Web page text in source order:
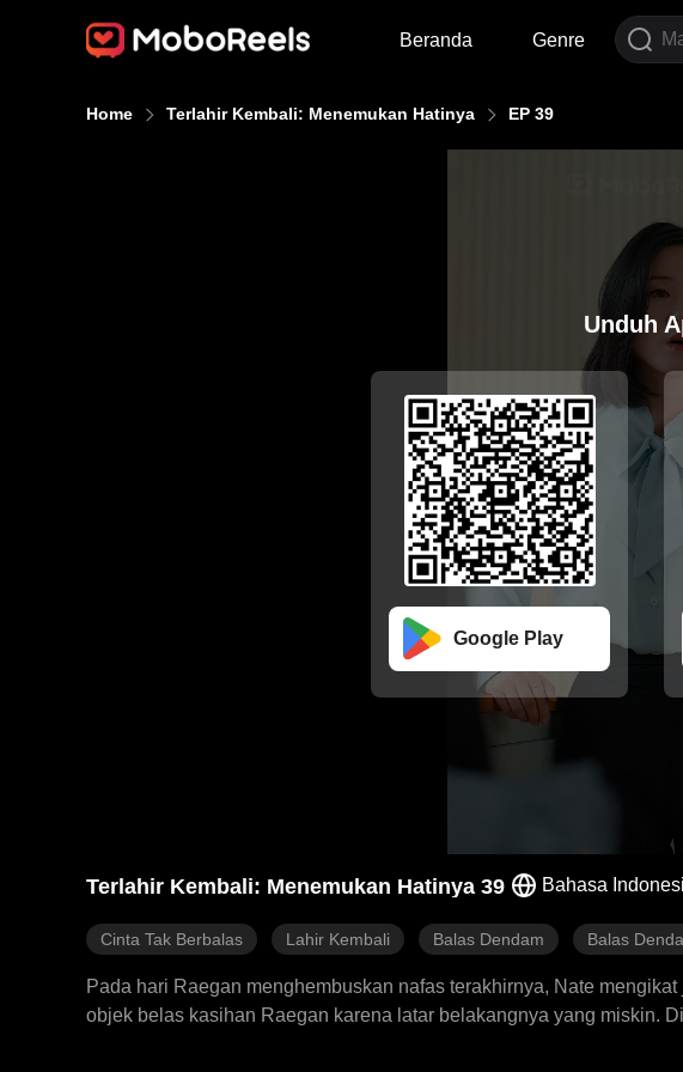
Beranda Genre
Home Terlahir Kembali: Menemukan Hatinya EP 39
Unduh
Google Play
Terlahir Kembali: Menemukan Hatinya 39 Bahasa
Cinta Tak Berbalas Lahir Kembali Balas Dendam Balas
Pada hari Raegan menghembuskan nafas terakhirnya, Nate
objek belas kasihan Raegan karena latar belakangnya yang miskin.